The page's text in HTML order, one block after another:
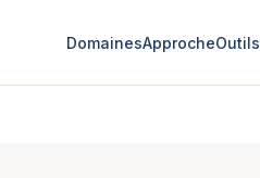
DomainesApprocheOutils